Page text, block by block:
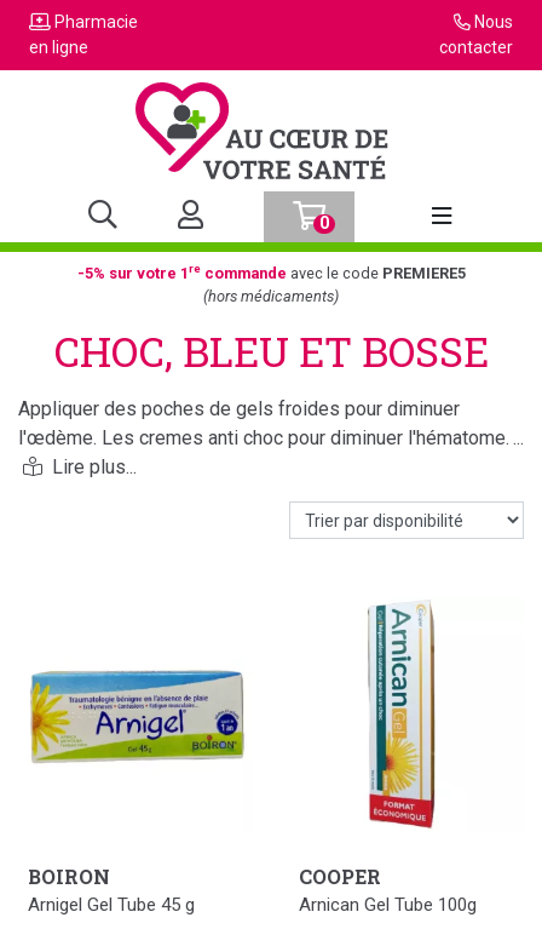
Pharmacie
en ligne
Nous
contacter
0
Afficher la
-5% sur votre 1recommande avec le code PREMIERE5
(hors médicaments)
CHOC, BLEU ET BOSSE
Appliquer des poches de gels froides pour diminuer
l'œdème. Les cremes anti choc pour diminuer l'hématome.
BOIRON
Arnigel Gel Tube 45 g
COOPER
Arnican Gel Tube 100g